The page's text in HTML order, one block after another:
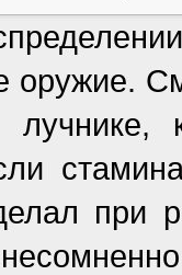
оружие.
при